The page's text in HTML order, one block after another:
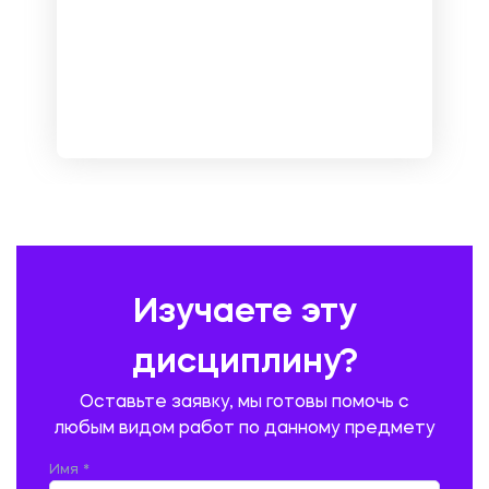
ПРОИЗВОДСТВО ПРОДУКЦИИ И ОРГАНИЗАЦИЯ ОБЩЕСТВЕННОГО
ПРОМЫШЛЕННОЕ И ГРАЖДАНСКОЕ СТРОИТЕЛЬСТВО
Изучаете эту
дисциплину?
Оставьте заявку, мы готовы помочь с
любым видом работ по данному предмету
Имя *